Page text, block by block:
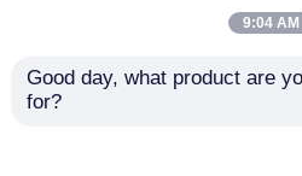
9:04 AM
Good day, what product are
for?